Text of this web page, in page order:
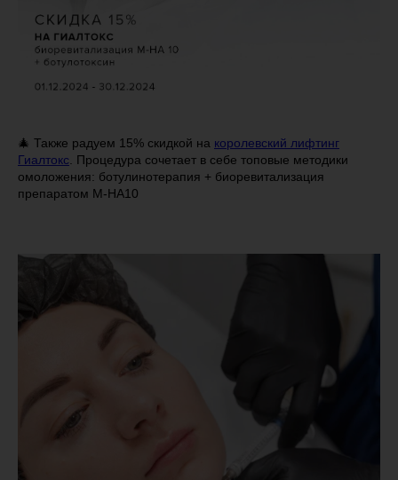
🎄 Также радуем 15% скидкой на королевский лифтинг
Гиалтокс . Процедура сочетает в себе топовые методики
омоложения: ботулинотерапия + биоревитализация
препаратом M-HA10